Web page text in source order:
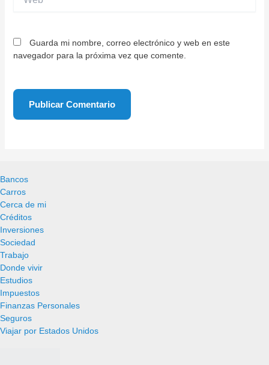
Guarda mi nombre, correo electrónico y web en este
navegador para la próxima vez que comente.
Bancos
Carros
Cerca de mi
Créditos
Inversiones
Sociedad
Trabajo
Donde vivir
Estudios
Impuestos
Finanzas Personales
Seguros
Viajar por Estados Unidos